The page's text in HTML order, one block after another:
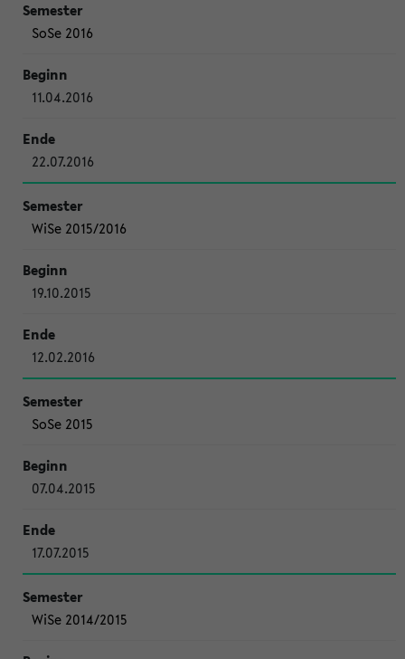
SoSe 2016
11.04.2016
22.07.2016
WiSe 2015/2016
19.10.2015
12.02.2016
SoSe 2015
07.04.2015
17.07.2015
WiSe 2014/2015